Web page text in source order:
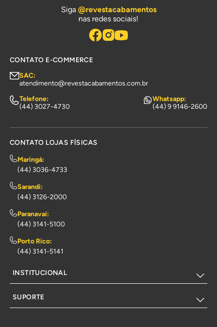
Siga @revestacabamentos
nas redes sociais!
CONTATO E-COMMERCE
SAC:
atendimento@revestacabamentos.com.br
Telefone:
(44) 3027-4730
Whatsapp:
(44) 9 9146-2600
CONTATO LOJAS FÍSICAS
Maringá:
(44) 3036-4733
Sarandi:
(44) 3126-2000
Paranavaí:
(44) 3141-5100
Porto Rico:
(44) 3141-5141
INSTITUCIONAL
SUPORTE